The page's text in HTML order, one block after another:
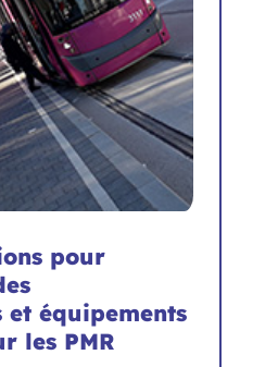
pour
équipements
les PMR